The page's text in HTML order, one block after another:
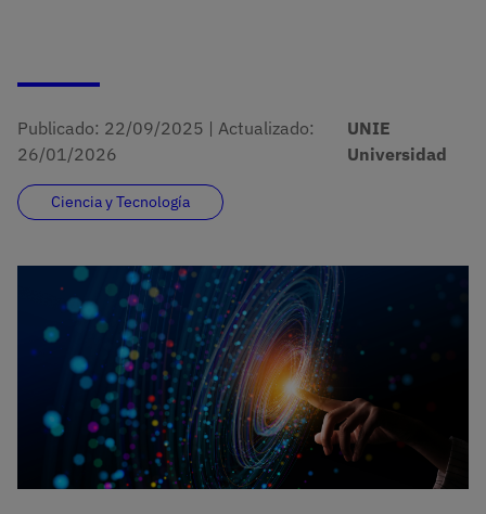
Publicado: 22/09/2025 | Actualizado:
26/01/2026
UNIE
Universidad
Ciencia y Tecnología
Imagen